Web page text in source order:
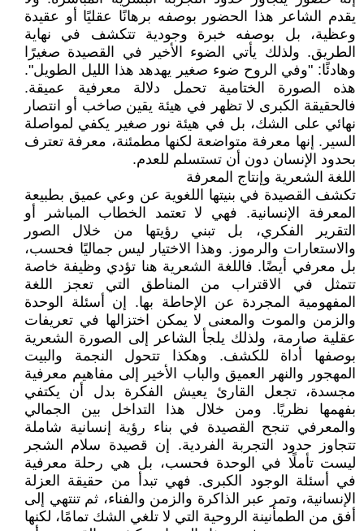
يقدم الشاعر هذا الحضور بوصفه برهانًا عقليًا أو عقيدة
وعظية، بل بوصفه خبرة وجودية تتكشف في نهاية
الطريق. ولذلك يأتي الضوء الأخير في القصيدة صغيرًا
وهادئًا: "وفي الروح ضوء صغير يهدهد هذا الليل الطويل".
هذه الصورة الختامية تحمل دلالة معرفية عميقة.
فالحقيقة الكبرى لا تظهر في هيئة يقين صاخب أو انتصار
نهائي على الشك، بل في هيئة نور صغير يكفي لمواصلة
السير. إنها معرفة متواضعة لكنها مطمئنة، معرفة تعترف
بحدود الإنسان دون أن تستسلم للعدم.
اللغة الشعرية وإنتاج المعرفة
تكشف القصيدة في بنيتها اللغوية عن وعي عميق بطبيعة
المعرفة الإنسانية. فهي لا تعتمد الخطاب المباشر أو
التقرير الفكري، بل تبني رؤيتها من خلال الصور
والاستعارات والرموز. وهذا الاختيار ليس جماليًا فحسب،
بل معرفي أيضًا. فاللغة الشعرية هنا تؤدي وظيفة خاصة
تتمثل في الاقتراب من المناطق التي تعجز اللغة
المفهومية المجردة عن الإحاطة بها. إن أسئلة الوحدة
والزمن والموت والمعنى لا يمكن اختزالها في تعريفات
عقلية صارمة، ولذلك يلجأ الشاعر إلى الصورة الشعرية
بوصفها أداة للكشف. وهكذا تتحول النجمة والبيت
المهجور والنهر العميق والباب الأخير إلى مفاهيم معرفية
مجسدة، تجعل القارئ يعيش الفكرة بدل أن يكتفي
بفهمها نظريًا. ومن خلال هذا التداخل بين الجمالي
والمعرفي تنجح القصيدة في بناء رؤية إنسانية شاملة
تتجاوز حدود التجربة الفردية. إن قصيدة سلام الشجر
ليست تأملًا في الوحدة فحسب، بل هي رحلة معرفية
في أسئلة الوجود الكبرى. فهي تبدأ من حقيقة العزلة
الإنسانية، وتمر عبر الذاكرة والزمن والفناء، ثم تنتهي إلى
أفق من الطمأنينة الروحية التي لا تلغي الشك تمامًا، لكنها